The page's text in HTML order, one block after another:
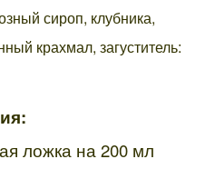
сироп, клубника,
крахмал, загуститель:
ложка на 200 мл